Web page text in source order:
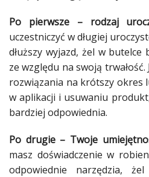
Po pierwsze – rodzaj
uczestniczyć w długiej
dłuższy wyjazd, żel w
ze względu na swoją
rozwiązania na krótszy okres
w aplikacji i usuwaniu
bardziej odpowiednia.
Po drugie – Twoje
masz doświadczenie w
odpowiednie narzędzia,